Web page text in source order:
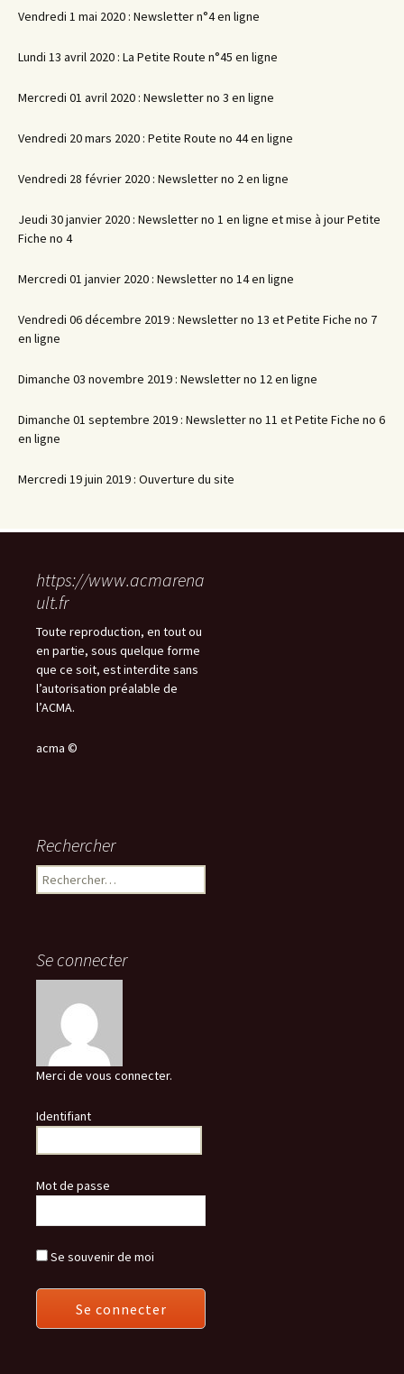
Vendredi 1 mai 2020 : Newsletter n°4 en ligne
Lundi 13 avril 2020 : La Petite Route n°45 en ligne
Mercredi 01 avril 2020 : Newsletter no 3 en ligne
Vendredi 20 mars 2020 : Petite Route no 44 en ligne
Vendredi 28 février 2020 : Newsletter no 2 en ligne
Jeudi 30 janvier 2020 : Newsletter no 1 en ligne et mise à jour Petite
Fiche no 4
Mercredi 01 janvier 2020 : Newsletter no 14 en ligne
Vendredi 06 décembre 2019 : Newsletter no 13 et Petite Fiche no 7
en ligne
Dimanche 03 novembre 2019 : Newsletter no 12 en ligne
Dimanche 01 septembre 2019 : Newsletter no 11 et Petite Fiche no 6
en ligne
Mercredi 19 juin 2019 : Ouverture du site
https://www.acmarena
ult.fr
Toute reproduction, en tout ou
en partie, sous quelque forme
que ce soit, est interdite sans
l’autorisation préalable de
l’ACMA.
acma ©
Rechercher
Rechercher :
Se connecter
Merci de vous connecter.
Identifiant
Mot de passe
Se souvenir de moi